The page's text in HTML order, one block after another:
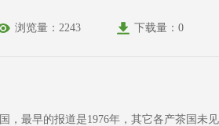
浏览量：2243 下载量：0
，最早的报道是1976年，其它各产茶国